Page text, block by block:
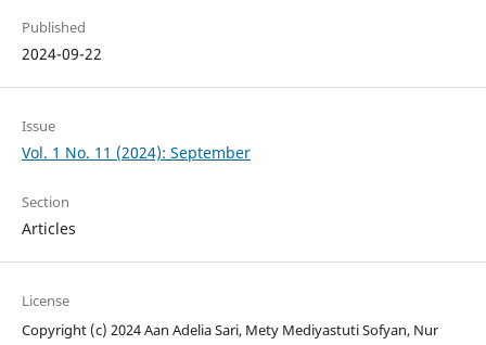
Published
2024-09-22
Issue
Vol. 1 No. 11 (2024): September
Section
Articles
License
Copyright (c) 2024 Aan Adelia Sari, Mety Mediyastuti Sofyan, Nur